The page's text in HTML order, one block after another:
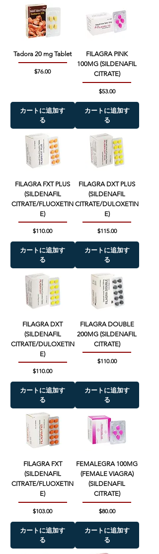
Tadora 20 mg Tablet
価格
$76.00
カートに追加す
る
FILAGRA PINK
100MG (SILDENAFIL
CITRATE)
価格
$53.00
カートに追加す
る
FILAGRA FXT PLUS
(SILDENAFIL
CITRATE/FLUOXETIN
E)
価格
$110.00
カートに追加す
る
FILAGRA DXT PLUS
(SILDENAFIL
CITRATE/DULOXETIN
E)
価格
$115.00
カートに追加す
る
FILAGRA DXT
(SILDENAFIL
CITRATE/DULOXETIN
E)
価格
$110.00
カートに追加す
る
FILAGRA DOUBLE
200MG (SILDENAFIL
CITRATE)
価格
$110.00
カートに追加す
る
FILAGRA FXT
(SILDENAFIL
CITRATE/FLUOXETIN
E)
価格
$103.00
カートに追加す
る
FEMALEGRA 100MG
(FEMALE VIAGRA)
(SILDENAFIL
CITRATE)
価格
$80.00
カートに追加す
る